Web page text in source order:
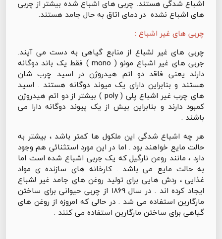
اشباع شدگی هستند. چربی های اشباع شده بیشتر از چربی
های اشباع نشده در دمای اتاق به حال جامد هستند.
چربی های غیر اشباع :
چربی های غیر لشباع از منابع گیاهی به دست می آیند.
جربی های غیر اشباع مونو ( mono ) فقط یک باند دوگانه
دارند یعنی فاقد دو اتم هیدروژن در اسید چرب شان
هستند و بنابراین دارای یک میوند دوگانه هستند . اسید
های چرب غیر اشباع پلی ( poly ) بیشتر از دو اتم هیدروژن
کمبود دارند و بنابراین بیش از یک پیوند دوگانه دارا می
باشند .
هر چه اشباع شدگی این ملکول ها کمتر باشد ، بیشتر به
حالت مایع خواهند بود . اما در این مورد استثنائی هم وجود
دارد ، مانند روعن نارگیل که یک جربی اشباع شده است اما
به حالت مایع می باشد . کارخانه های سازنده ی مواد
غذایی ، ردش هایی برای تولید روغن های جامد غیر لشباع
ایجاد کرده اند . در سال ۱۸۶۹ از چربی حیوانی برای ساختن
مارگارین استفاده می شد . در حالی که امروزه از روغن های
گیاهی برای ساختن مارگارین استفاده می کنند .